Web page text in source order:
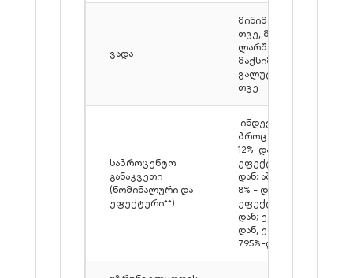
ვადა
მინიმალური - 6
თვე, მაქსიმალური
ლარში - 240 თვე,
მაქსიმალური
ვალუტაში - 120
თვე
საპროცენტო
განაკვეთი
(ნომინალური და
ეფექტური**)
ინდექსირებული**
პროცენტი: ლარი
12%-დან,
ეფექტური 12,9%-
დან; აშშ დოლარი
8% - დან,
ეფექტური 8.8%-
დან; ევრო 7.5%-
დან, ეფექტური
7.95%-დან